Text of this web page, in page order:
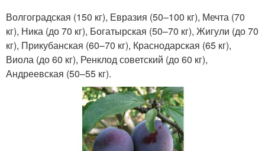
Волгоградская (150 кг), Евразия (50–100 кг), Мечта (70
кг), Ника (до 70 кг), Богатырская (50–70 кг), Жигули (до 70
кг), Прикубанская (60–70 кг), Краснодарская (65 кг),
Виола (до 60 кг), Ренклод советский (до 60 кг),
Андреевская (50–55 кг).